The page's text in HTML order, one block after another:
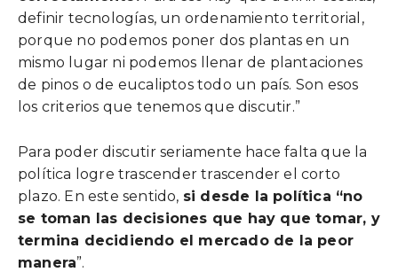
definir tecnologías, un ordenamiento territorial,
porque no podemos poner dos plantas en un
mismo lugar ni podemos llenar de plantaciones
de pinos o de eucaliptos todo un país. Son esos
los criterios que tenemos que discutir.”
Para poder discutir seriamente hace falta que la
política logre trascender trascender el corto
plazo. En este sentido, si desde la política “no
se toman las decisiones que hay que tomar, y
termina decidiendo el mercado de la peor
manera”.